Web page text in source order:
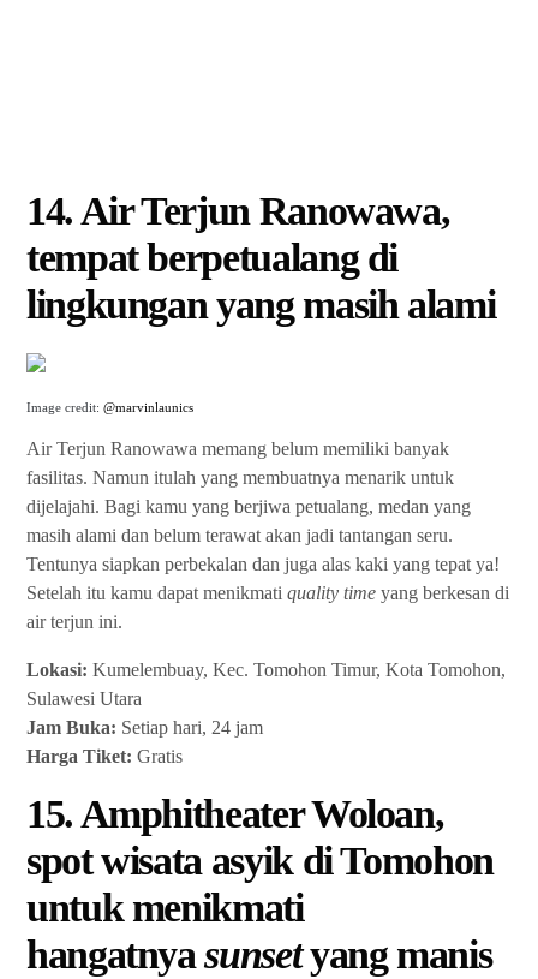
14. Air Terjun Ranowawa,
tempat berpetualang di
lingkungan yang masih alami
Image credit: @marvinlaunics
Air Terjun Ranowawa memang belum memiliki banyak
fasilitas. Namun itulah yang membuatnya menarik untuk
dijelajahi. Bagi kamu yang berjiwa petualang, medan yang
masih alami dan belum terawat akan jadi tantangan seru.
Tentunya siapkan perbekalan dan juga alas kaki yang tepat ya!
Setelah itu kamu dapat menikmati quality time yang berkesan di
air terjun ini.
Lokasi: Kumelembuay, Kec. Tomohon Timur, Kota Tomohon,
Sulawesi Utara
Jam Buka: Setiap hari, 24 jam
Harga Tiket: Gratis
15. Amphitheater Woloan,
spot wisata asyik di Tomohon
untuk menikmati
hangatnyasunsetyang manis